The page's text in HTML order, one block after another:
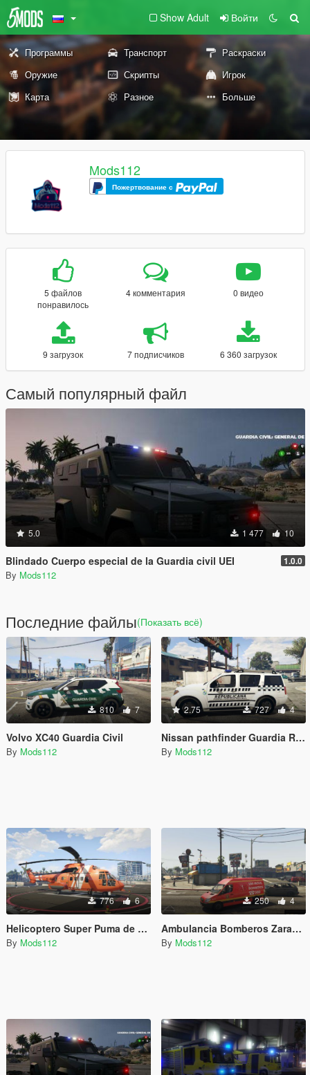
Show Adult Войти
Программы Транспорт
Раскраски
Оружие
Скрипты
Игрок
Карта
Разное Больше
Mods112
Пожертвование с
5 файлов
понравилось
4 комментария 0 видео
9 загрузок 7 подписчиков 6 360 загрузок
Самый популярный файл
5.0 1 477 10
Blindado Cuerpo especial de la Guardia civil UEI 1.0.0
By Mods112
Последние файлы(Показать всё)
810 7
Volvo XC40 Guardia Civil
By Mods112
2.75 727 4
Nissan pathfinder Guardia Republicana de Uruguay
By Mods112
776 6
Helicoptero Super Puma de Salvamento Marítimo
By Mods112
250 4
Ambulancia Bomberos Zaragoza
By Mods112